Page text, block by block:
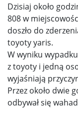
Dzisiaj około
808 w
doszło do
toyoty yaris.
W wyniku
z toyoty i jedną
wyjaśniają
Przez około dwie
odbywał się